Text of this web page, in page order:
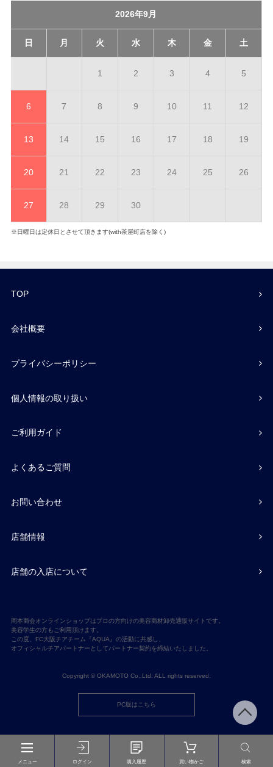
メニュー ログイン 購入履歴 買い物かご 検索
2026年9月
日 月 火 水 木 金 土
1 2 3 4 5
6 7 8 9 10 11 12
13 14 15 16 17 18 19
20 21 22 23 24 25 26
27 28 29 30
※日曜日は定休日とさせて頂きます(with茶屋町店を除く)
TOP
会社概要
プライバシーポリシー
個人情報の取り扱い
ご利用ガイド
よくあるご質問
お問い合わせ
店舗情報
店舗の入店について
岡本商会オンラインショップはプロの方向けの美容商材卸売通販サイトです。
美容学生の方もご利用頂けます。
この度、FC大阪チアチーム『AQUA』の活動に共感し、
オフィシャルチアパートナーとしてパートナー契約を締結いたしました。
Copyright © OKAMOTO Co,.Ltd. ALL rights reserved.
PC版はこちら